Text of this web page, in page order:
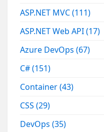
ASP.NET MVC(111)
ASP.NET Web API(17)
Azure DevOps(67)
C#(151)
Container(43)
CSS(29)
DevOps(35)